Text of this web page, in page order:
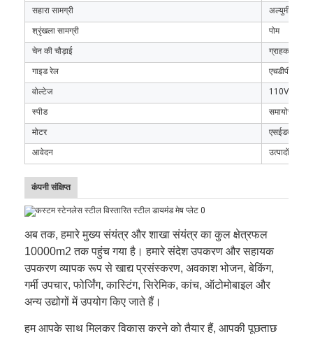
सहारा सामग्री अल्युमीनियम
श्रृंखला सामग्री पोम
चेन की चौड़ाई ग्राहक के
गाइड रेल एचडीपीई +
वोल्टेज 110V/
स्पीड समायोज्य या
मोटर एसईडब्ल्यू या
आवेदन उत्पादों को
कंपनी संक्षिप्त
अब तक, हमारे मुख्य संयंत्र और शाखा संयंत्र का कुल क्षेत्रफल
10000m2 तक पहुंच गया है। हमारे संदेश उपकरण और सहायक
उपकरण व्यापक रूप से खाद्य प्रसंस्करण, अवकाश भोजन, बेकिंग,
गर्मी उपचार, फोर्जिंग, कास्टिंग, सिरेमिक, कांच, ऑटोमोबाइल और
अन्य उद्योगों में उपयोग किए जाते हैं।
हम आपके साथ मिलकर विकास करने को तैयार हैं, आपकी पूछताछ